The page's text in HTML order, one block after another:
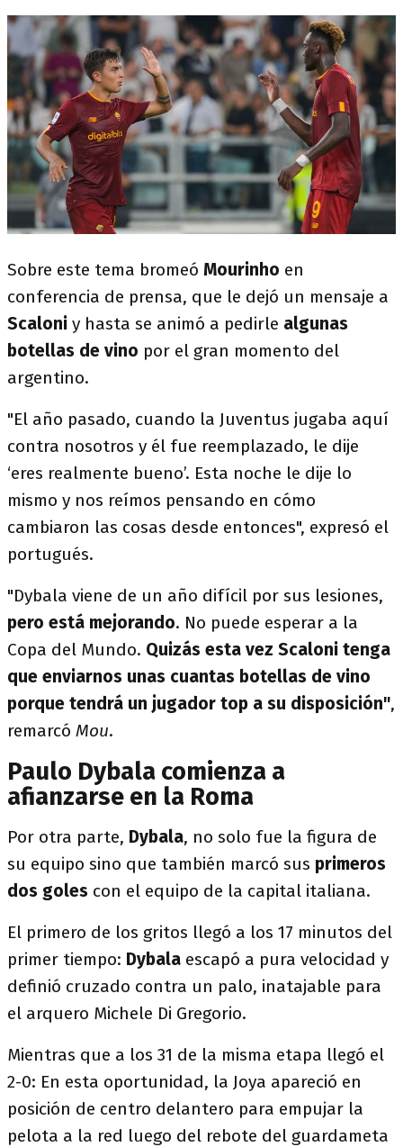
Sobre este tema bromeó Mourinho en
conferencia de prensa, que le dejó un mensaje a
Scaloni y hasta se animó a pedirle algunas
botellas de vino por el gran momento del
argentino.
"El año pasado, cuando la Juventus jugaba aquí
contra nosotros y él fue reemplazado, le dije
‘eres realmente bueno’. Esta noche le dije lo
mismo y nos reímos pensando en cómo
cambiaron las cosas desde entonces", expresó el
portugués.
"Dybala viene de un año difícil por sus lesiones,
pero está mejorando. No puede esperar a la
Copa del Mundo. Quizás esta vez Scaloni tenga
que enviarnos unas cuantas botellas de vino
porque tendrá un jugador top a su disposición",
remarcó Mou.
Paulo Dybala comienza a
afianzarse en la Roma
Por otra parte, Dybala, no solo fue la figura de
su equipo sino que también marcó sus primeros
dos goles con el equipo de la capital italiana.
El primero de los gritos llegó a los 17 minutos del
primer tiempo: Dybala escapó a pura velocidad y
definió cruzado contra un palo, inatajable para
el arquero Michele Di Gregorio.
Mientras que a los 31 de la misma etapa llegó el
2-0: En esta oportunidad, la Joya apareció en
posición de centro delantero para empujar la
pelota a la red luego del rebote del guardameta